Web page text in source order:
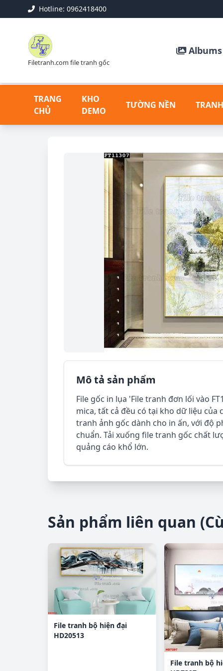
Hotline: 0962418400
Filetranh.com file tranh gốc
Albums
TRANG
CHỦ
KHO
DEMO
TƯỜNG NỀN
Mô tả sản phẩm
File gốc in lụa 'File tranh đơn lối vào
mica, tất cả đều có tại kho dữ liệu của
tranh ảnh gốc dành cho in ấn, với độ
chuẩn. Tải xuống file tranh gốc chất
quảng cáo khổ lớn.
Sản phẩm liên quan
File tranh bộ hiện đại
HD20513
File tranh bộ